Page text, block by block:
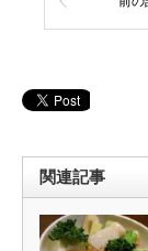
関連記事